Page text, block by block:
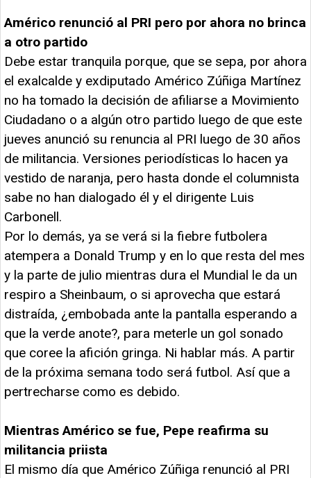
Américo renunció al PRI pero por ahora no brinca
a otro partido
Debe estar tranquila porque, que se sepa, por ahora
el exalcalde y exdiputado Américo Zúñiga Martínez
no ha tomado la decisión de afiliarse a Movimiento
Ciudadano o a algún otro partido luego de que este
jueves anunció su renuncia al PRI luego de 30 años
de militancia. Versiones periodísticas lo hacen ya
vestido de naranja, pero hasta donde el columnista
sabe no han dialogado él y el dirigente Luis
Carbonell.
Por lo demás, ya se verá si la fiebre futbolera
atempera a Donald Trump y en lo que resta del mes
y la parte de julio mientras dura el Mundial le da un
respiro a Sheinbaum, o si aprovecha que estará
distraída, ¿embobada ante la pantalla esperando a
que la verde anote?, para meterle un gol sonado
que coree la afición gringa. Ni hablar más. A partir
de la próxima semana todo será futbol. Así que a
pertrecharse como es debido.
Mientras Américo se fue, Pepe reafirma su
militancia priista
El mismo día que Américo Zúñiga renunció al PRI